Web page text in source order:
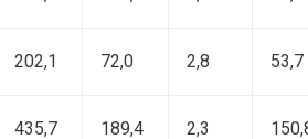
202,1 72,0 2,8 53,7
435,7 189,4 2,3